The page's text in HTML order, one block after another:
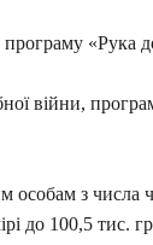
програму
війни,
з числа
до 100,5 тис.